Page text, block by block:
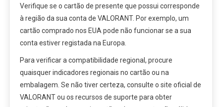
Verifique se o cartão de presente que possui corresponde
à região da sua conta de VALORANT. Por exemplo, um
cartão comprado nos EUA pode não funcionar se a sua
conta estiver registada na Europa.
Para verificar a compatibilidade regional, procure
quaisquer indicadores regionais no cartão ou na
embalagem. Se não tiver certeza, consulte o site oficial de
VALORANT ou os recursos de suporte para obter